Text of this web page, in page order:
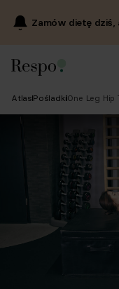
Zamów dietę
Atlas PośladkiOne Leg Hip